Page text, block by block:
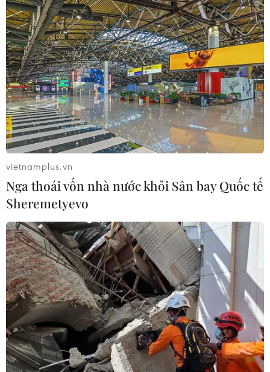
vietnamplus.vn
Nga thoái vốn nhà nước khỏi Sân bay Quốc tế
Sheremetyevo